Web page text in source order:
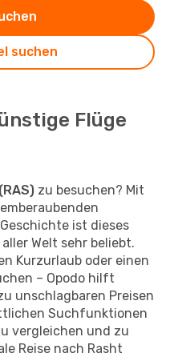
suchen
Flüge
zu besuchen? Mit
ist dieses
Welt sehr beliebt.
Kurzurlaub oder einen
– Opodo hilft
unschlagbaren Preisen
Suchfunktionen
vergleichen und zu
Reise nach Rasht